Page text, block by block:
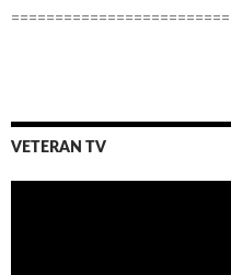
VETERAN TV